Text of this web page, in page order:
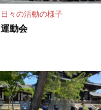
日々の活動の様子
運動会